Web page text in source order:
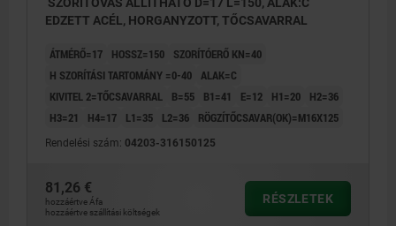
EDZETT ACÉL, HORGANYZOTT, TŐCSAVARRAL
ÁTMÉRŐ=17 HOSSZ=150
SZORÍTÓERŐ KN=40
H SZORÍTÁSI TARTOMÁNY =0-40
ALAK=C
KIVITEL 2=TŐCSAVARRAL
B=55 B1=41 E=12 H1=20
H2=36
H3=21
H4=17 L1=35 L2=36 RÖGZÍTŐCSAVAR(OK)=M16X125
Rendelési szám: 04203-316150125
81,26 €
hozzáértve Áfa
hozzáértve szállítási költségek
RÉSZLETEK